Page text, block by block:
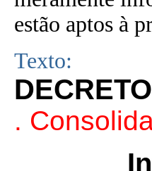
estão aptos à
Texto:
.